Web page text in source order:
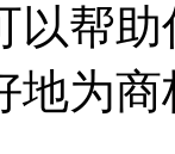
以帮
地为